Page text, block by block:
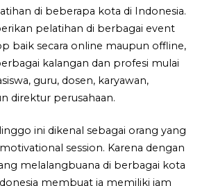
di beberapa kota di Indonesia.
pelatihan di berbagai event
baik secara online maupun offline,
kalangan dan profesi mulai
guru, dosen, karyawan,
direktur perusahaan.
ini dikenal sebagai orang yang
session. Karena dengan
melalangbuana di berbagai kota
membuat ia memiliki jam